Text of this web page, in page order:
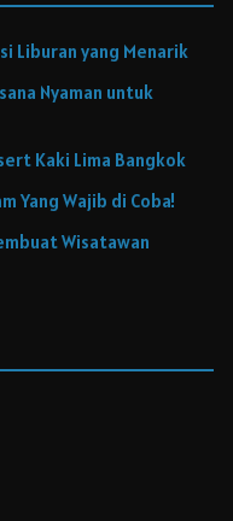
Liburan yang Menarik
Nyaman untuk
Kaki Lima Bangkok
Yang Wajib di Coba!
Wisatawan